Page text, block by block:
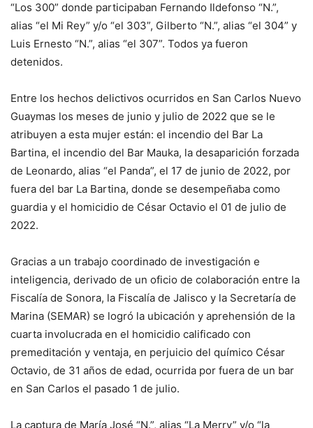
“Los 300” donde participaban Fernando Ildefonso “N.”,
alias “el Mi Rey” y/o “el 303”, Gilberto “N.”, alias “el 304” y
Luis Ernesto “N.”, alias “el 307”. Todos ya fueron
detenidos.
Entre los hechos delictivos ocurridos en San Carlos Nuevo
Guaymas los meses de junio y julio de 2022 que se le
atribuyen a esta mujer están: el incendio del Bar La
Bartina, el incendio del Bar Mauka, la desaparición forzada
de Leonardo, alias “el Panda”, el 17 de junio de 2022, por
fuera del bar La Bartina, donde se desempeñaba como
guardia y el homicidio de César Octavio el 01 de julio de
2022.
Gracias a un trabajo coordinado de investigación e
inteligencia, derivado de un oficio de colaboración entre la
Fiscalía de Sonora, la Fiscalía de Jalisco y la Secretaría de
Marina (SEMAR) se logró la ubicación y aprehensión de la
cuarta involucrada en el homicidio calificado con
premeditación y ventaja, en perjuicio del químico César
Octavio, de 31 años de edad, ocurrida por fuera de un bar
en San Carlos el pasado 1 de julio.
La captura de María José “N.”, alias “La Merry” y/o “la